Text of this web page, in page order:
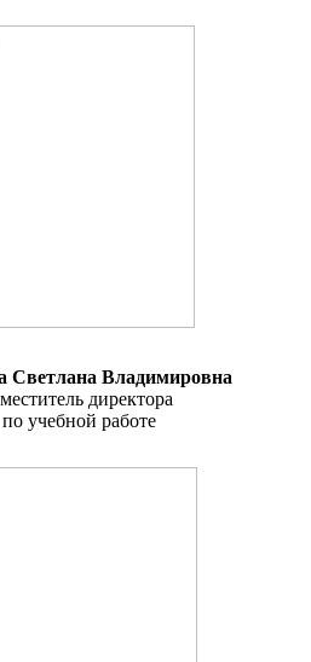
Светлана Владимировна
директора
по учебной работе